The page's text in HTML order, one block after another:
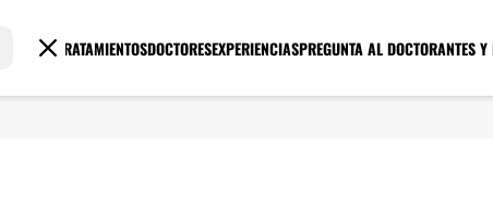
TRATAMIENTOSDOCTORESEXPERIENCIASPREGUNTA AL DOCTORANTES Y